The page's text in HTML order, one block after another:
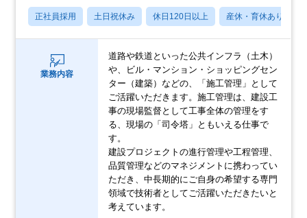
正社員採用 土日祝休み 休日120日以上 産休・育休あり
業務内容
道路や鉄道といった公共インフラ（土木）
や、ビル・マンション・ショッピングセン
ター（建築）などの、「施工管理」として
ご活躍いただきます。施工管理は、建設工
事の現場監督として工事全体の管理をす
る、現場の「司令塔」ともいえる仕事で
す。
建設プロジェクトの進行管理や工程管理、
品質管理などのマネジメントに携わってい
ただき、中長期的にご自身の希望する専門
領域で技術者としてご活躍いただきたいと
考えています。